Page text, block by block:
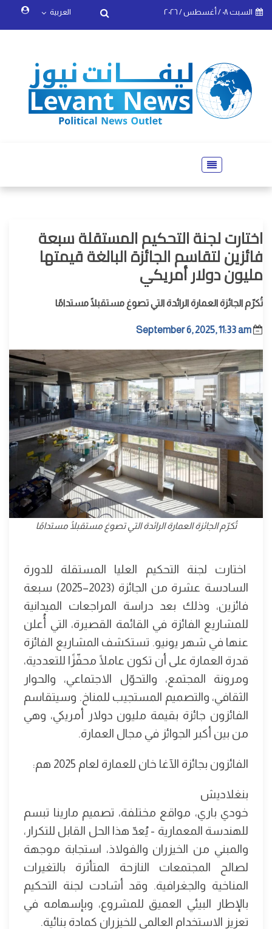
السبت ٠٨ / أغسطس / ٢٠٢٦ العربية
اختارت لجنة التحكيم المستقلة سبعة
فائزين لتقاسم الجائزة البالغة قيمتها
مليون دولار أمريكي
تُكرّم الجائزة العمارة الرائدة التي تصوغ مستقبلًا مستدامًا
September 6, 2025, 11:33 am
تُكرّم الجائزة العمارة الرائدة التي تصوغ مستقبلًا مستدامًا
اختارت لجنة التحكيم العليا المستقلة للدورة
السادسة عشرة من الجائزة (2023–2025) سبعة
فائزين، وذلك بعد دراسة المراجعات الميدانية
للمشاريع الفائزة في القائمة القصيرة، التي أُعلن
عنها في شهر يونيو. تستكشف المشاريع الفائزة
قدرة العمارة على أن تكون عاملًا محفّزًا للتعددية،
ومرونة المجتمع، والتحوّل الاجتماعي، والحوار
الثقافي، والتصميم المستجيب للمناخ. وسيتقاسم
الفائزون جائزة بقيمة مليون دولار أمريكي، وهي
من بين أكبر الجوائز في مجال العمارة.
الفائزون بجائزة الآغا خان للعمارة لعام 2025 هم:
بنغلاديش
خودي باري، مواقع مختلفة، تصميم مارينا تبسم
للهندسة المعمارية - يُعدّ هذا الحل القابل للتكرار،
والمبني من الخيزران والفولاذ، استجابة موجهة
لصالح المجتمعات النازحة المتأثرة بالتغيرات
المناخية والجغرافية. وقد أشادت لجنة التحكيم
بالإطار البيئي العميق للمشروع، وبإسهامه في
تعزيز الاستخدام العالمي للخيزران كمادة بنائية.